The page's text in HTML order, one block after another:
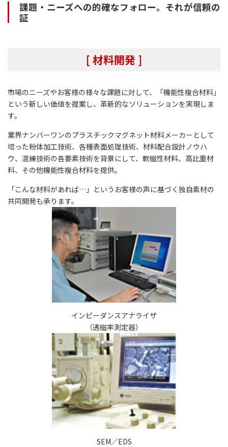
課題・ニーズへの的確なフォロー。それが信頼の
証
[ 材料開発 ]
市場のニーズやお客様の様々な課題に対して、「機能性複合材料」
という新しい価値を提案し、革新的なソリューションを実現しま
す。
業界ナンバーワンのプラスチックマグネット材料メーカーとして
培った粉体加工技術、各種表面処理技術、材料配合設計ノウハ
ウ、混練技術の各要素技術を背景にして、軟磁性材料、高比重材
料、その他機能性複合材料を提供。
「こんな材料があれば…」というお客様の声に基づく独自素材の
共同開発も承ります。
インピーダンスアナライザ
（透磁率測定器）
SEM／EDS